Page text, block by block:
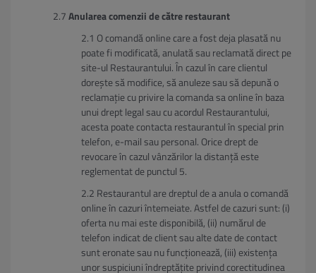
Anularea comenzii de către restaurant
O comandă online care a fost deja plasată nu
poate fi modificată, anulată sau reclamată direct pe
site-ul Restaurantului. În cazul în care clientul
dorește să modifice, să anuleze sau să depună o
reclamație cu privire la comanda sa online în baza
unui drept legal sau cu acordul Restaurantului,
acesta poate contacta restaurantul în special prin
telefon, e-mail sau personal. Orice drept de
revocare în cazul vânzărilor la distanță este
reglementat de punctul 5.
Restaurantul are dreptul de a anula o comandă
online în cazuri întemeiate. Astfel de cazuri sunt: (i)
oferta nu mai este disponibilă, (ii) numărul de
telefon indicat de client sau alte date de contact
sunt eronate sau nu funcționează, (iii) existența
unor suspiciuni îndreptățite privind corectitudinea